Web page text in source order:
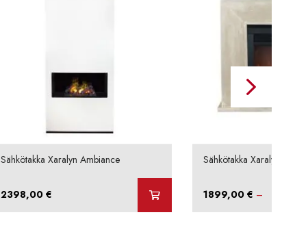
Sähkötakka Xaralyn Ambiance
2398,00 €
Sähkötakka
1899,00 € –